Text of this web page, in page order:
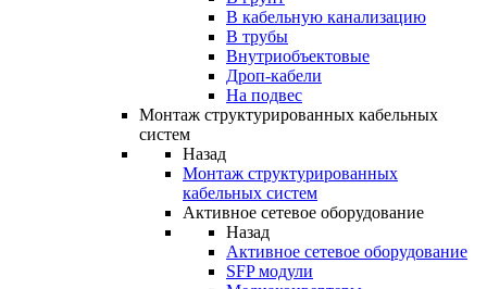
В кабельную канализацию
В трубы
Внутриобъектовые
Дроп-кабели
На подвес
Монтаж структурированных кабельных
систем
Назад
Монтаж структурированных
кабельных систем
Активное сетевое оборудование
Назад
Активное сетевое оборудование
SFP модули